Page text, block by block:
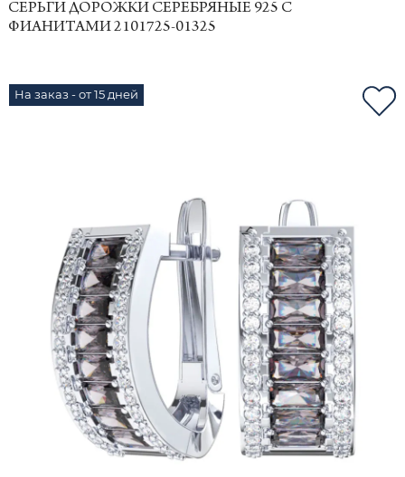
СЕРЬГИ ДОРОЖКИ СЕРЕБРЯНЫЕ 925 С
ФИАНИТАМИ 2101725-01325
На заказ - от 15 дней